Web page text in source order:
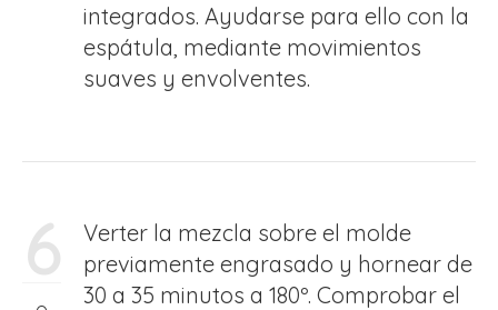
integrados. Ayudarse para ello con la
espátula, mediante movimientos
suaves y envolventes.
6
Verter la mezcla sobre el molde
previamente engrasado y hornear de
30 a 35 minutos a 180º. Comprobar el